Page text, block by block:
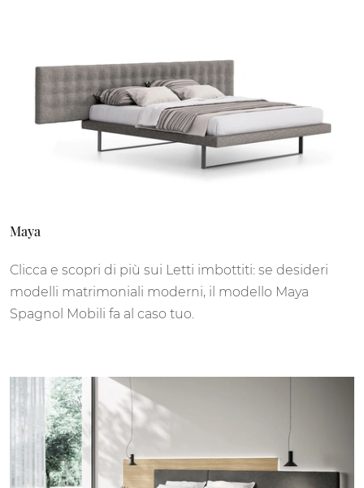
Maya
Clicca e scopri di più sui Letti imbottiti: se desideri
modelli matrimoniali moderni, il modello Maya
Spagnol Mobili fa al caso tuo.